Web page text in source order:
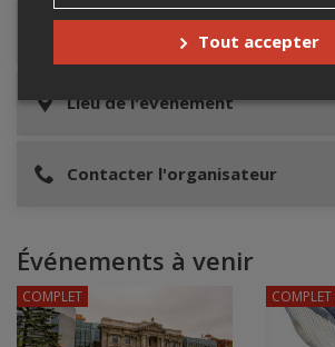
Détails de l'événement
Lieu de l'événement
Contacter l'organisateur
Événements à venir
COMPLET COMPLET
Tout accepter